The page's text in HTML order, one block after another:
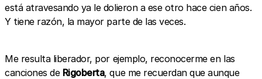
está atravesando ya le dolieron a ese otro hace cien años.
Y tiene razón, la mayor parte de las veces.
Me resulta liberador, por ejemplo, reconocerme en las
canciones de Rigoberta, que me recuerdan que aunque